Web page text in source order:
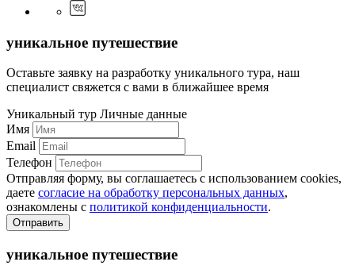
уникальное путешествие
Оставьте заявку на разработку уникального тура, наш
специалист свяжется с вами в ближайшее время
Уникальный тур Личные данные
Имя
Email
Телефон
Отправляя форму, вы соглашаетесь с использованием cookies,
даете согласие на обработку персональных данных,
ознакомлены с политикой конфиденциальности.
Отправить
уникальное путешествие